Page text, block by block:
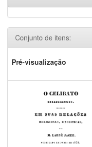
Conjunto de itens:
Pré-visualização